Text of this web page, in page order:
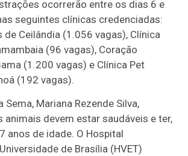
ocorrerão entre os dias 6 e
seguintes clínicas credenciadas:
de Ceilândia (1.056 vagas), Clínica
(96 vagas), Coração
(1.200 vagas) e Clínica Pet
(192 vagas).
Sema, Mariana Rezende Silva,
animais devem estar saudáveis e ter,
anos de idade. O Hospital
de Brasília (HVET)